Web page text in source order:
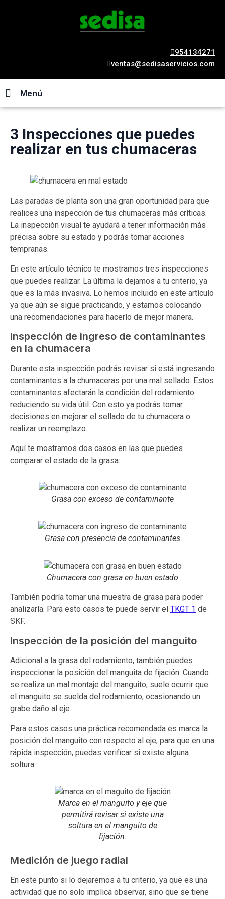
954134271
ventas@sedisaservicios.com
Menú
3 Inspecciones que puedes
realizar en tus chumaceras
Las paradas de planta son una gran oportunidad para que
realices una inspección de tus chumaceras más críticas.
La inspección visual te ayudará a tener información más
precisa sobre su estado y podrás tomar acciones
tempranas.
En este artículo técnico te mostramos tres inspecciones
que puedes realizar. La última la dejamos a tu criterio, ya
que es la más invasiva. Lo hemos incluido en este artículo
ya que aún se sigue practicando, y estamos colocando
una recomendaciones para hacerlo de mejor manera.
Inspección de ingreso de contaminantes
en la chumacera
Durante esta inspección podrás revisar si está ingresando
contaminantes a la chumaceras por una mal sellado. Estos
contaminantes afectarán la condición del rodamiento
reduciendo su vida útil. Con esto ya podrás tomar
decisiones en mejorar el sellado de tu chumacera o
realizar un reemplazo.
Aquí te mostramos dos casos en las que puedes
comparar el estado de la grasa:
Grasa con exceso de contaminante
Grasa con presencia de contaminantes
Chumacera con grasa en buen estado
También podría tomar una muestra de grasa para poder
analizarla. Para esto casos te puede servir el TKGT 1 de
SKF.
Inspección de la posición del manguito
Adicional a la grasa del rodamiento, también puedes
inspeccionar la posición del manguita de fijación. Cuando
se realiza un mal montaje del manguito, suele ocurrir que
el manguito se suelda del rodamiento, ocasionando un
grabe daño al eje.
Para estos casos una práctica recomendada es marca la
posición del manguito con respecto al eje, para que en una
rápida inspección, puedas verificar si existe alguna
soltura:
Marca en el manguito y eje que
permitirá revisar si existe una
soltura en el manguito de
fijación.
Medición de juego radial
En este punto si lo dejaremos a tu criterio, ya que es una
actividad que no solo implica observar, sino que se tiene